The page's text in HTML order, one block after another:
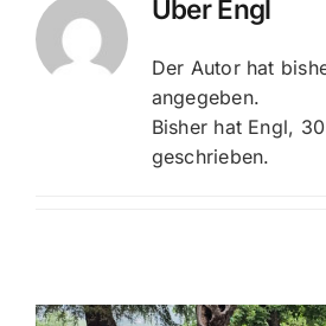
ÜberEngl
Der Autor hat
angegeben.
Bisher hat Engl,
geschrieben.